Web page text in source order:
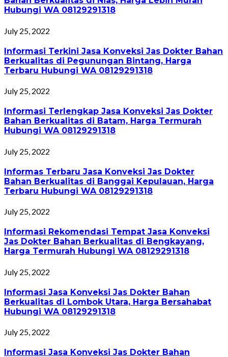
Hubungi WA 08129291318
July 25, 2022
Informasi Terkini Jasa Konveksi Jas Dokter Bahan
Berkualitas di Pegunungan Bintang, Harga
Terbaru Hubungi WA 08129291318
July 25, 2022
Informasi Terlengkap Jasa Konveksi Jas Dokter
Bahan Berkualitas di Batam, Harga Termurah
Hubungi WA 08129291318
July 25, 2022
Informas Terbaru Jasa Konveksi Jas Dokter
Bahan Berkualitas di Banggai Kepulauan, Harga
Terbaru Hubungi WA 08129291318
July 25, 2022
Informasi Rekomendasi Tempat Jasa Konveksi
Jas Dokter Bahan Berkualitas di Bengkayang,
Harga Termurah Hubungi WA 08129291318
July 25, 2022
Informasi Jasa Konveksi Jas Dokter Bahan
Berkualitas di Lombok Utara, Harga Bersahabat
Hubungi WA 08129291318
July 25, 2022
Informasi Jasa Konveksi Jas Dokter Bahan